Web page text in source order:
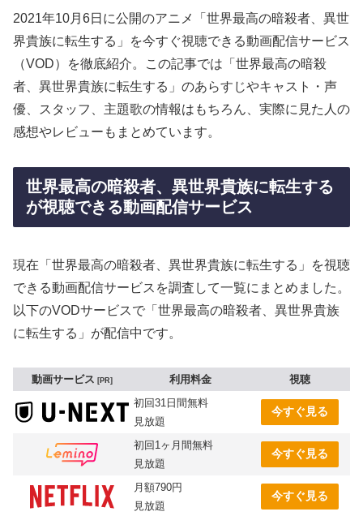
2021年10月6日に公開のアニメ「世界最高の暗殺者、異世
界貴族に転生する」を今すぐ視聴できる動画配信サービス
（VOD）を徹底紹介。この記事では「世界最高の暗殺
者、異世界貴族に転生する」のあらすじやキャスト・声
優、スタッフ、主題歌の情報はもちろん、実際に見た人の
感想やレビューもまとめています。
世界最高の暗殺者、異世界貴族に転生する
が視聴できる動画配信サービス
現在「世界最高の暗殺者、異世界貴族に転生する」を視聴
できる動画配信サービスを調査して一覧にまとめました。
以下のVODサービスで「世界最高の暗殺者、異世界貴族
に転生する」が配信中です。
動画サービス PR 利用料金
視聴
初回31日間無料
見放題
今すぐ見る
初回1ヶ月間無料
見放題
今すぐ見る
月額790円
見放題
今すぐ見る